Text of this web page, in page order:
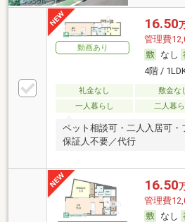
動画あり
16.50
管理費
なし
4階 /
礼金なし 敷金な
一人暮らし
二人暮
ペット相談可・二人入居可・
保証人不要／代行
16.50
管理費
なし